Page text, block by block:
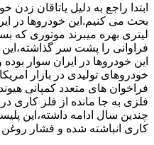
ابتدا راجع به دلیل یاتاقان زدن
لیتری بهره میبرند موتوری
فراوانی را پشت سر
این خودروها در ایران سوار
خودروهای تولیدی در بازار
فراخوان های متعدد کمپانی
فلزی به جا مانده از فلز کاری
چندین سال ادامه داشته،این
کاری انباشته شده و فشار